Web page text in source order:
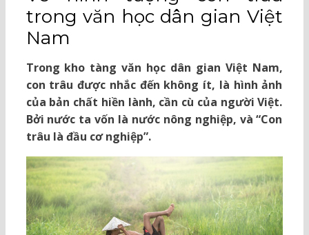
trong văn học dân gian Việt
Nam
Trong kho tàng văn học dân gian Việt Nam,
con trâu được nhắc đến không ít, là hình ảnh
của bản chất hiền lành, cần cù của người Việt.
Bởi nước ta vốn là nước nông nghiệp, và “Con
trâu là đầu cơ nghiệp”.